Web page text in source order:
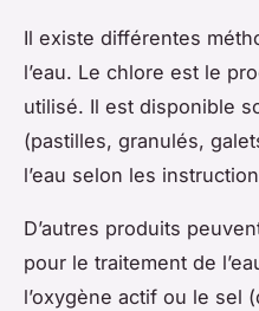
Il existe différentes
l’eau. Le chlore est le
utilisé. Il est disponible
(pastilles, granulés,
l’eau selon les
D’autres produits
pour le traitement de
l’oxygène actif ou le sel